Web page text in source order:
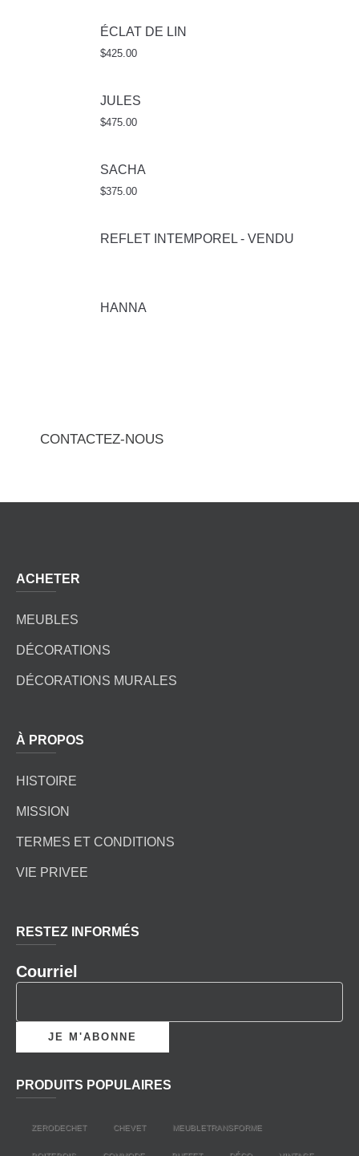
ÉCLAT DE LIN
$425.00
JULES
$475.00
SACHA
$375.00
REFLET INTEMPOREL - VENDU
HANNA
CONTACTEZ-NOUS
ACHETER
MEUBLES
DÉCORATIONS
DÉCORATIONS MURALES
À PROPOS
HISTOIRE
MISSION
TERMES ET CONDITIONS
VIE PRIVEE
RESTEZ INFORMÉS
Courriel
PRODUITS POPULAIRES
ZERODECHET CHEVET MEUBLETRANSFORME